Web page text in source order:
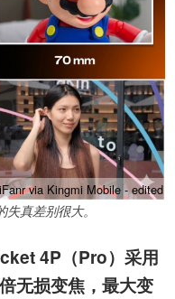
via Kingmi Mobile - edited
真差别很大。
4P（Pro）采用
无损变焦，最大变